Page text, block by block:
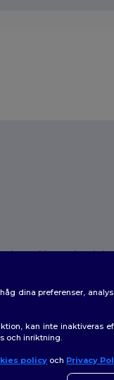
Friday : 10h-14h
dina preferenser,
kan inte inaktiveras
och inriktning.
policy och Privacy
👋 Hej